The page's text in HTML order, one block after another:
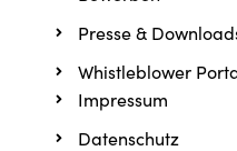
Impressum
Datenschutz
Presse &
Whistleblower